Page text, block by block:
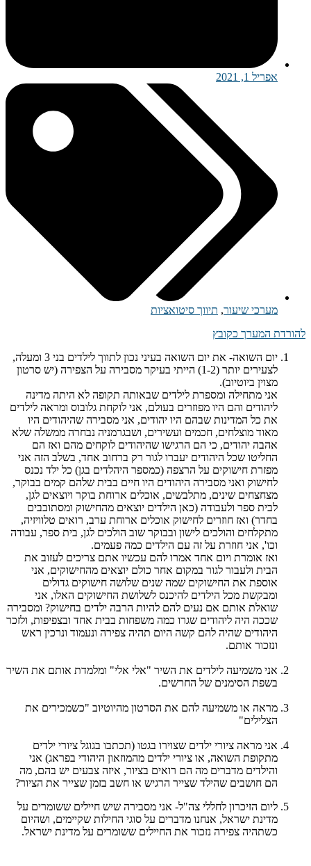
אפריל 1, 2021
מערכי שיעור, תיווך סיטואציות
להורדת המערך כקובץ
יום השואה- את יום השואה בעיני נכון לתווך לילדים בני 3 ומעלה,
לצעירים יותר (1-2) הייתי בעיקר מסבירה על הצפירה (יש סרטון
מצוין ביוטיוב).
אני מתחילה ומספרת לילדים שבאותה תקופה לא היתה מדינה
ליהודים והם היו מפוזרים בעולם, אני לוקחת גלובוס ומראה לילדים
את כל המדינות שבהם היו יהודים, אני מסבירה שהיהודים היו
מאוד מוצלחים, חכמים ועשירים, ושבגרמניה נבחרה ממשלה שלא
אהבה יהודים, כי הם הרגישו שהיהודים לוקחים מהם ואז הם
החליטו שכל היהודים יעברו לגור רק ברחוב אחד, בשלב הזה אני
מפזרת חישוקים על הרצפה (כמספר היהלדים בגן) כל ילד נכנס
לחישוק ואני מסבירה היהודים היו חיים בבית שלהם קמים בבוקר,
מצחצחים שינים, מתלבשים, אוכלים ארוחת בוקר ויוצאים לגן,
לבית ספר ולעבודה (כאן הילדים יוצאים מהחישוק ומסתובבים
בחדר) ואז חוזרים לחישוק אוכלים ארוחת ערב, רואים טלוויזיה,
מתקלחים והולכים לישון ובבוקר שוב הולכים לגן, בית ספר, עבודה
וכו', אני חוזרת על זה עם הילדים כמה פעמים.
ואז אומרת ויום אחד אמרו להם עכשיו אתם צריכים לעזוב את
הבית ולעבור לגור במקום אחר כולם יוצאים מהחישוקים, אני
אוספת את החישוקים שמה שנים שלושה חישוקים גדולים
ומבקשת מכל הילדים להיכנס לשלושת החישוקים האלו, אני
שואלת אותם אם נעים להם להיות הרבה ילדים בחישוק? ומסבירה
שככה היה ליהודים שגרו כמה משפחות בבית אחד ובצפיפות, ולזכר
היהודים שהיה להם קשה היום תהיה צפירה ונעמוד ונרכין ראש
ונזכור אותם.
אני משמיעה לילדים את השיר "אלי אלי" ומלמדת אותם את השיר
בשפת הסימנים של החרשים.
מראה או משמיעה להם את הסרטון מהיוטיוב "כשמכירים את
הצלילים"
אני מראה ציורי ילדים שצוירו בגטו (תכתבו בגוגל ציורי ילדים
מתקופת השואה, או ציורי ילדים מהמוזאון היהודי בפראג) אני
והילדים מדברים מה הם רואים בציור, איזה צבעים יש בהם, מה
הם חושבים שהילד שצייר הרגיש או חשב בזמן שצייר את הציור?
ליום הזיכרון לחללי צה"ל- אני מסבירה שיש חיילים ששומרים על
מדינת ישראל, אנחנו מדברים על סוגי החילות שקיימים, ושהיום
כשתהיה צפירה נזכור את החיילים ששומרים על מדינת ישראל.